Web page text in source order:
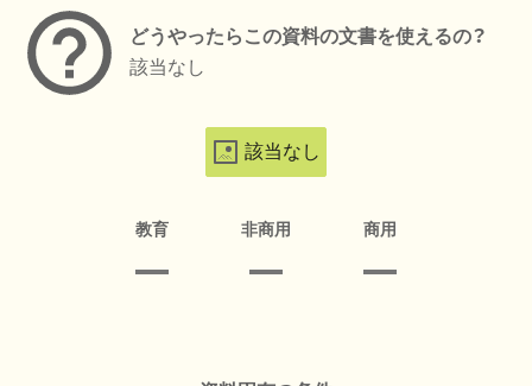
どうやったらこの資料の文書を使えるの？
該当なし
該当なし
教育 非商用 商用